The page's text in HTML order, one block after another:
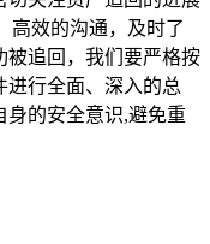
高效的沟通，及时了
被追回，我们要严格按
进行全面、深入的总
身的安全意识,避免重